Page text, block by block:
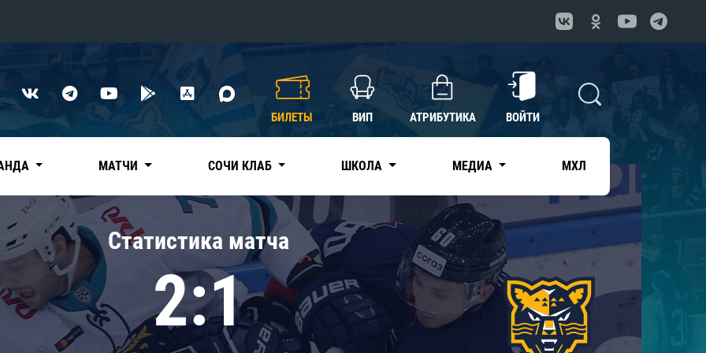
Нефтехимик
Трактор
Дивизион Чернышева
Авангард
Адмирал
КХЛ
БИЛЕТЫ ВИП АТРИБУТИКА ВОЙТИ
МАТЧИ СОЧИ КЛАБ ШКОЛА МЕДИА МХЛ
Статистика матча
2:1